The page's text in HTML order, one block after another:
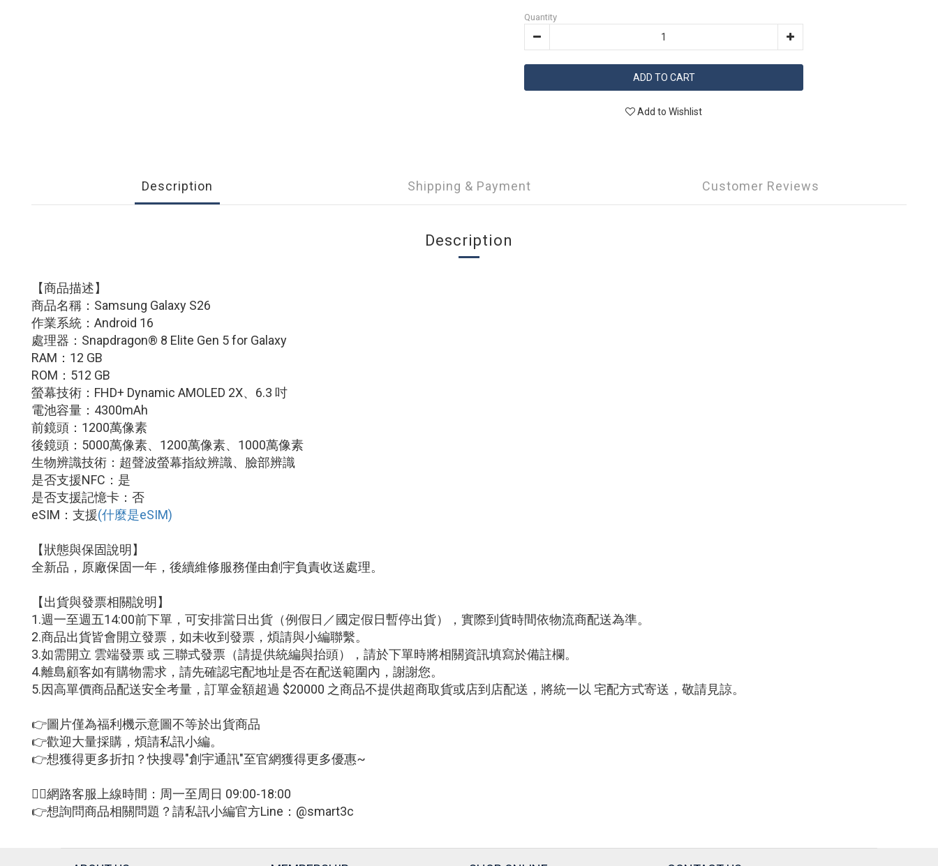
Quantity
ADD TO CART
Add to Wishlist
Description Shipping & Payment Customer Reviews
Description
【商品描述】
商品名稱：Samsung Galaxy S26
作業系統：Android 16
處理器：Snapdragon® 8 Elite Gen 5 for Galaxy
RAM：12 GB
ROM：512 GB
螢幕技術：FHD+ Dynamic AMOLED 2X、6.3 吋
電池容量：4300mAh
前鏡頭：1200萬像素
後鏡頭：5000萬像素、1200萬像素、1000萬像素
生物辨識技術：超聲波螢幕指紋辨識、臉部辨識
是否支援NFC：是
是否支援記憶卡：否
eSIM：支援(什麼是eSIM)
【狀態與保固說明】
全新品，原廠保固一年，後續維修服務僅由創宇負責收送處理。
【出貨與發票相關說明】
1.週一至週五14:00前下單，可安排當日出貨（例假日／國定假日暫停出貨），實際到貨時間依物流商配送為準。
2.商品出貨皆會開立發票，如未收到發票，煩請與小編聯繫。
3.如需開立 雲端發票 或 三聯式發票（請提供統編與抬頭），請於下單時將相關資訊填寫於備註欄。
4.離島顧客如有購物需求，請先確認宅配地址是否在配送範圍內，謝謝您。
5.因高單價商品配送安全考量，訂單金額超過 $20000 之商品不提供超商取貨或店到店配送，將統一以 宅配方式寄送，敬請見諒。
👉圖片僅為福利機示意圖不等於出貨商品
👉歡迎大量採購，煩請私訊小編。
👉想獲得更多折扣？快搜尋"創宇通訊"至官網獲得更多優惠~
🙋‍♀網路客服上線時間：周一至周日 09:00-18:00
👉想詢問商品相關問題？請私訊小編官方Line：@smart3c